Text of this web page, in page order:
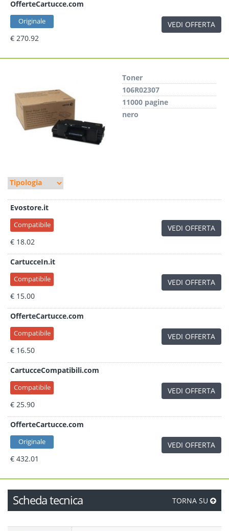
OfferteCartucce.com
Originale
€ 270.92
VEDI OFFERTA
Toner
106R02307
11000 pagine
nero
Evostore.it
Compatibile
€ 18.02
VEDI OFFERTA
CartucceIn.it
Compatibile
€ 15.00
VEDI OFFERTA
OfferteCartucce.com
Compatibile
€ 16.50
VEDI OFFERTA
CartucceCompatibili.com
Compatibile
€ 25.90
VEDI OFFERTA
OfferteCartucce.com
Originale
€ 432.01
VEDI OFFERTA
Scheda tecnica TORNA SU